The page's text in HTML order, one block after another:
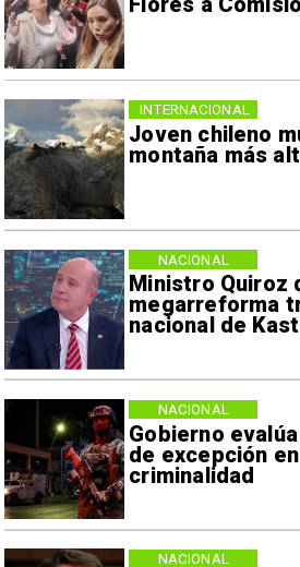
Flores a
Joven chileno
montaña más
INTERNACIONAL
Ministro Quiroz
megarreforma
nacional de Kast
NACIONAL
Gobierno
de excepción
criminalidad
NACIONAL
NACIONAL